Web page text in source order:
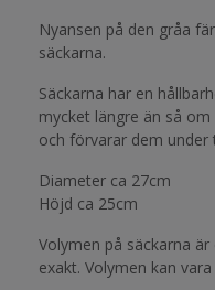
Nyansen på den gråa
säckarna.
Säckarna har en
mycket längre än så
och förvarar dem under
Diameter ca 27cm
Höjd ca 25cm
Volymen på säckarna
exakt. Volymen kan